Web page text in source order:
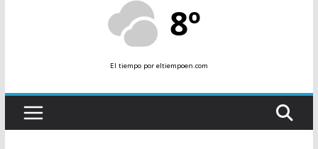
8º
El tiempopor eltiempoen.com